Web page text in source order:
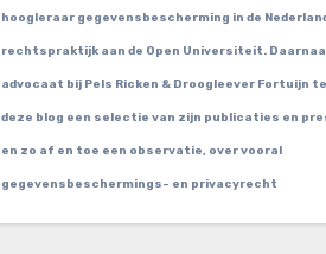
hoogleraar gegevensbescherming in de
rechtspraktijk aan de Open Universiteit.
advocaat bij Pels Ricken & Droogleever Fortuijn te
deze blog een selectie van zijn publicaties en
en zo af en toe een observatie, over vooral
gegevensbeschermings- en privacyrecht